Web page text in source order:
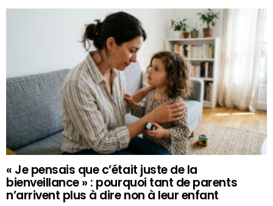
« Je pensais que c’était juste de la
bienveillance » : pourquoi tant de parents
n’arrivent plus à dire non à leur enfant